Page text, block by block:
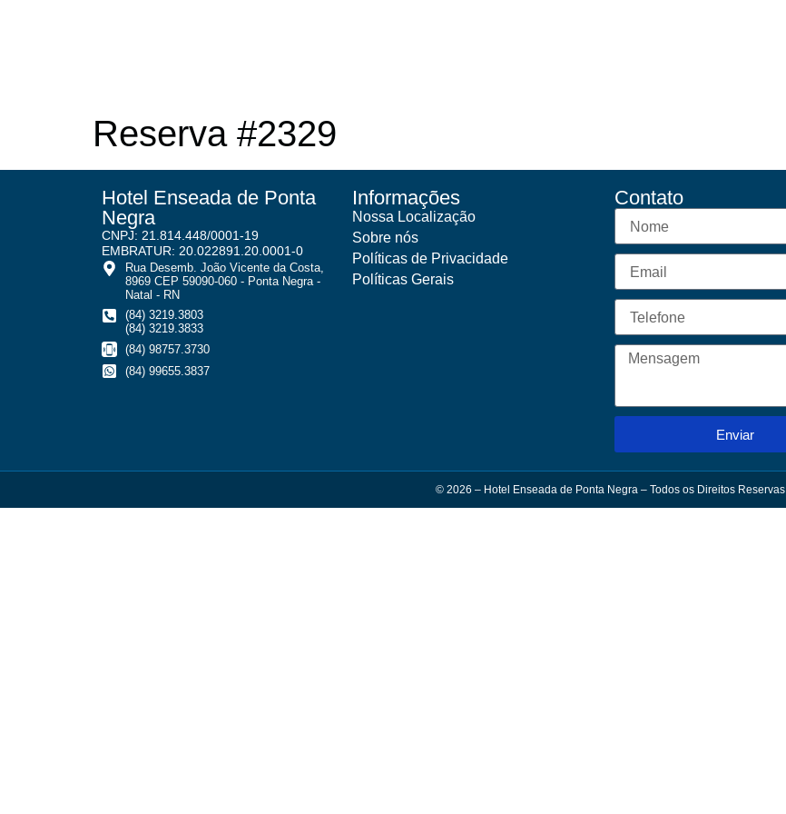
Reserva #2329
Hotel Enseada de Ponta
Negra
CNPJ: 21.814.448/0001-19
EMBRATUR: 20.022891.20.0001-0
Rua Desemb. João Vicente da Costa,
8969 CEP 59090-060 - Ponta Negra -
Natal - RN
(84) 3219.3803
(84) 3219.3833
(84) 98757.3730
(84) 99655.3837
Informações
Nossa Localização
Sobre nós
Políticas de Privacidade
Políticas Gerais
Contato
Enviar
© 2026 – Hotel Enseada de Ponta Negra – Todos os Direitos Reservas